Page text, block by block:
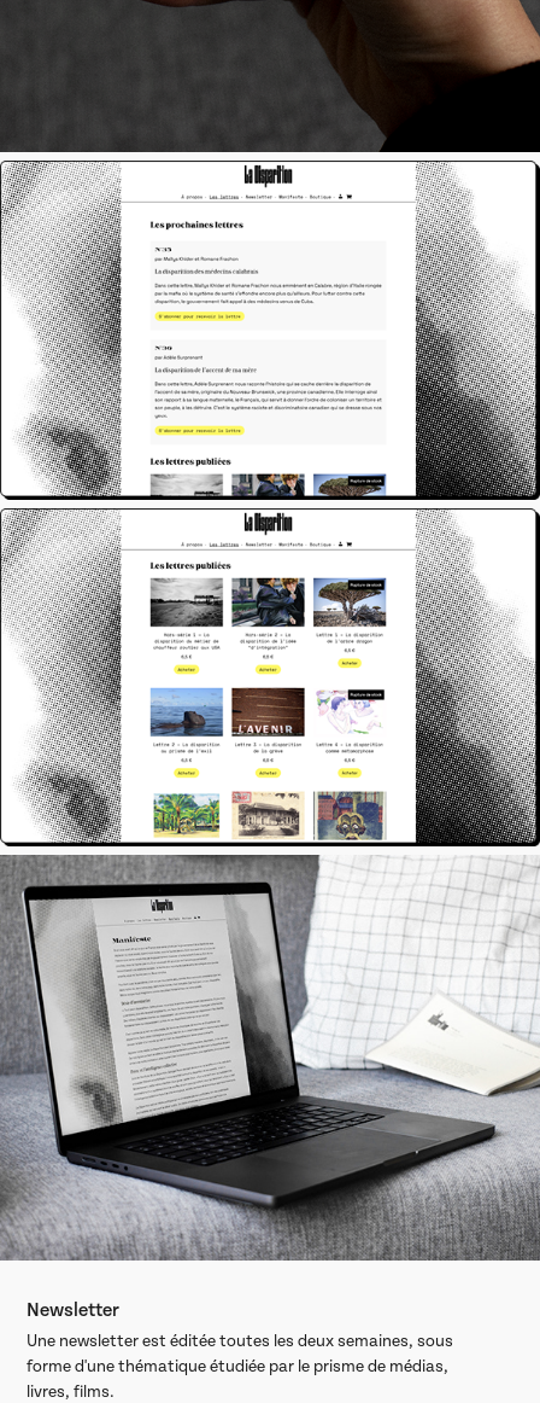
Newsletter
Une newsletter est éditée toutes les deux semaines, sous
forme d'une thématique étudiée par le prisme de médias,
livres, films.